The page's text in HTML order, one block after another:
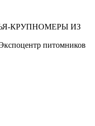
КРУПНОМЕРЫ ИЗ
питомников